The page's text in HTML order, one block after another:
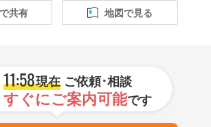
共有 地図で見る
11:58現在ご依頼･相談
すぐにご案内可能です